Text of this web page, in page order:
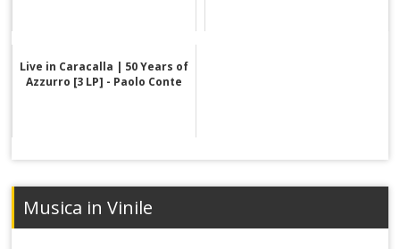
Live in Caracalla | 50 Years of
Azzurro [3 LP] - Paolo Conte
Musica in Vinile